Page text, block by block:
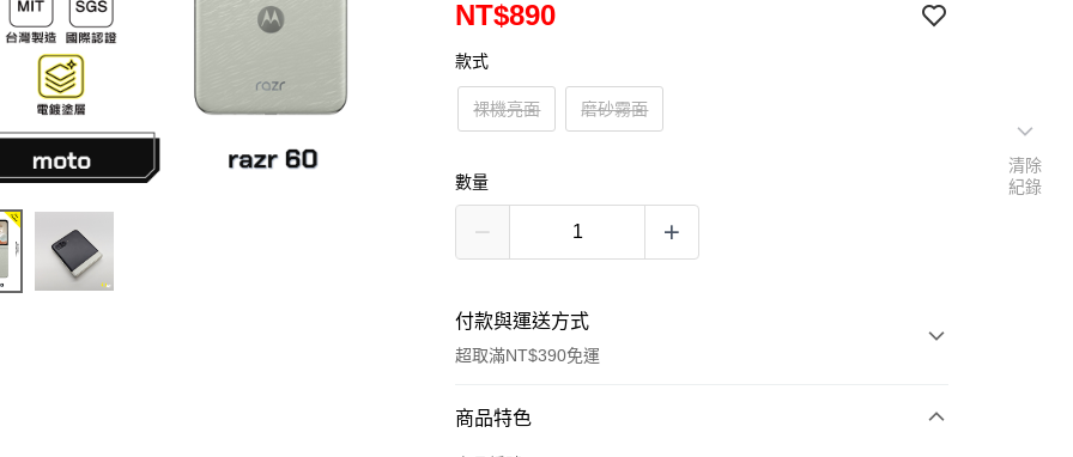
NT$890
款式
裸機亮面 磨砂霧面
數量
付款與運送方式
超取滿NT$390免運
付款方式
商品特色
清除
紀錄